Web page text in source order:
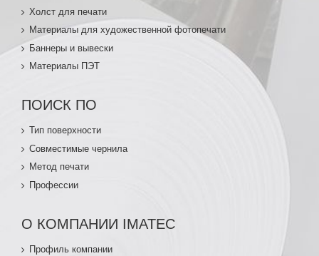
Холст для печати
Материалы для художественной фотопечати
Баннеры и вывески
Материалы ПЭТ
ПОИСК ПО
Тип поверхности
Совместимые чернила
Метод печати
Профессии
О КОМПАНИИ IMATEC
Профиль компании